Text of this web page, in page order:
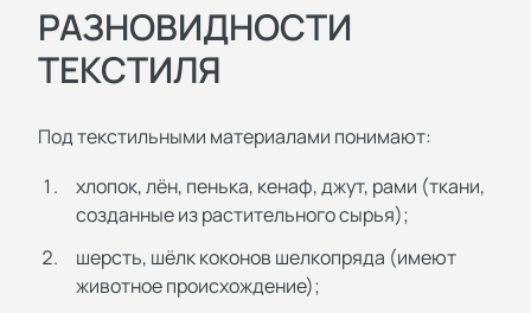
РАЗНОВИДНОСТИ
ТЕКСТИЛЯ
Под текстильными материалами понимают:
хлопок, лён, пенька, кенаф, джут, рами (ткани,
созданные из растительного сырья);
шерсть, шёлк коконов шелкопряда (имеют
животное происхождение);